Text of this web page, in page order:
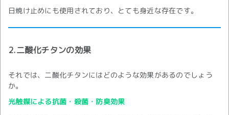
日焼け止めにも使用されており、とても身近な存在です。
2.二酸化チタンの効果
それでは、二酸化チタンにはどのような効果があるのでしょう
か。
光触媒による抗菌・殺菌・防臭効果